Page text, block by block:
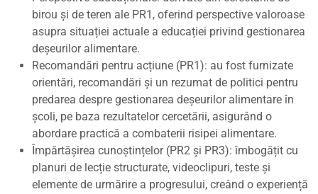
birou și de teren ale PR1, oferind perspective valoroase
asupra situației actuale a educației privind gestionarea
deșeurilor alimentare.
Recomandări pentru acțiune (PR1): au fost furnizate
orientări, recomandări și un rezumat de politici pentru
predarea despre gestionarea deșeurilor alimentare în
școli, pe baza rezultatelor cercetării, asigurând o
abordare practică a combaterii risipei alimentare.
Împărtășirea cunoștințelor (PR2 și PR3): îmbogățit cu
planuri de lecție structurate, videoclipuri, teste și
elemente de urmărire a progresului, creând o experiență